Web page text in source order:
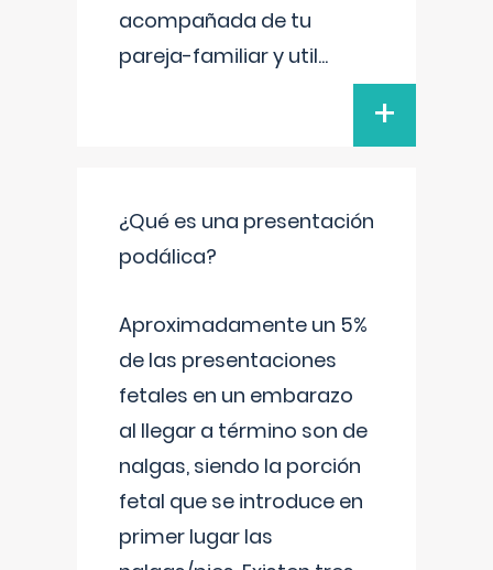
acompañada de tu
pareja-familiar y util...
+
¿Qué es una presentación
podálica?
Aproximadamente un 5%
de las presentaciones
fetales en un embarazo
al llegar a término son de
nalgas, siendo la porción
fetal que se introduce en
primer lugar las